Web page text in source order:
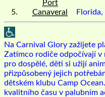
5.
Port
Canaveral
Florida,
Na Carnival Glory zažijete
Zatímco rodiče odpočívají v
pro dospělé, děti si užijí
přizpůsobený jejich
dětském klubu Camp
kvalitního času v palubním